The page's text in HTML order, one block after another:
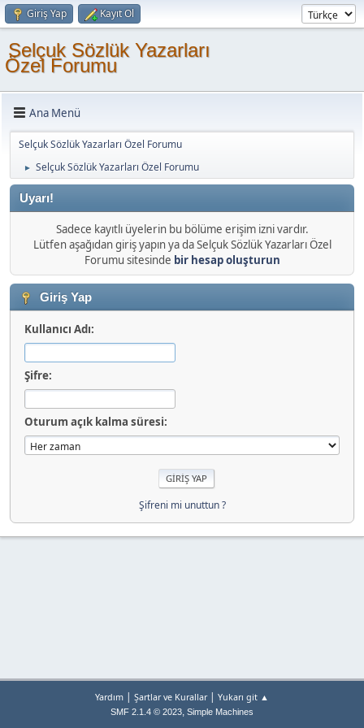
Giriş Yap Kayıt Ol
Selçuk Sözlük Yazarları
Özel Forumu
Ana Menü
Selçuk Sözlük Yazarları Özel Forumu
► Selçuk Sözlük Yazarları Özel Forumu
Uyarı!
Sadece kayıtlı üyelerin bu bölüme erişim izni vardır.
Lütfen aşağıdan giriş yapın ya da Selçuk Sözlük Yazarları Özel
Forumu sitesinde bir hesap oluşturun
Giriş Yap
Kullanıcı Adı:
Şifre:
Oturum açık kalma süresi:
Şifreni mi unuttun ?
Yardım | Şartlar ve Kurallar| Yukarı git ▲
SMF 2.1.4 © 2023, Simple Machines